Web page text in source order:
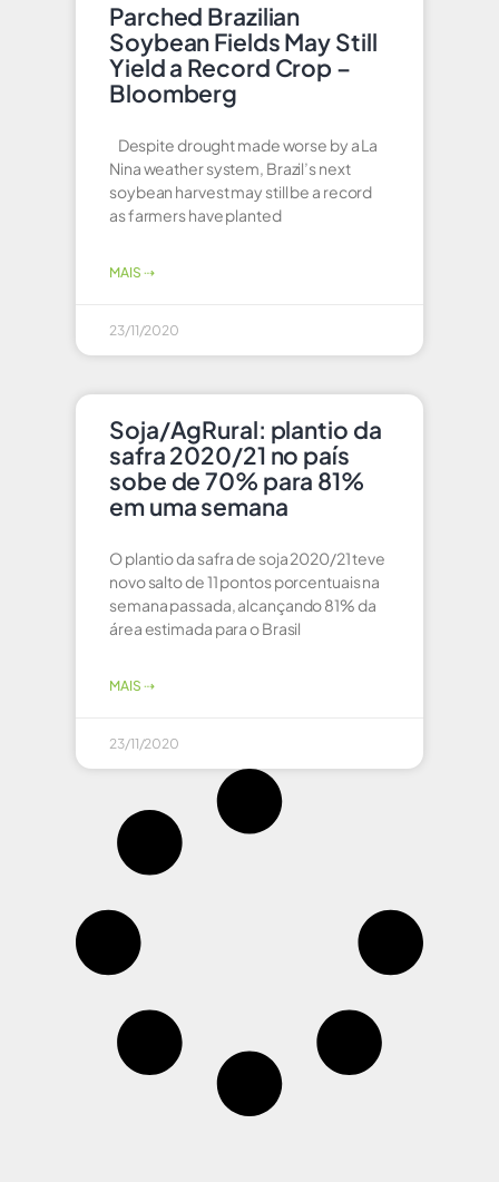
Parched Brazilian
Soybean Fields May Still
Yield a Record Crop –
Bloomberg
Despite drought made worse by a La
Nina weather system, Brazil’s next
soybean harvest may still be a record
as farmers have planted
MAIS ⇢
23/11/2020
Soja/AgRural: plantio da
safra 2020/21 no país
sobe de 70% para 81%
em uma semana
O plantio da safra de soja 2020/21 teve
novo salto de 11 pontos porcentuais na
semana passada, alcançando 81% da
área estimada para o Brasil
MAIS ⇢
23/11/2020